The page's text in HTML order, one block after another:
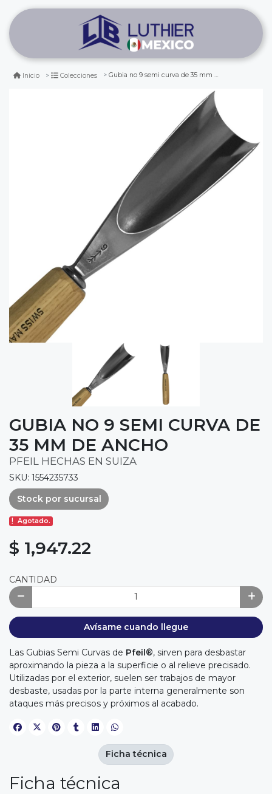
Inicio Colecciones Gubia no 9 semi curva de 35 mm de ancho
GUBIA NO 9 SEMI CURVA DE
35 MM DE ANCHO
PFEIL HECHAS EN SUIZA
SKU: 1554235733
Stock por sucursal
Agotado.
$ 1,947.22
CANTIDAD
Avísame cuando llegue
Las Gubias Semi Curvas de Pfeil®, sirven para desbastar
aproximando la pieza a la superficie o al relieve precisado.
Utilizadas por el exterior, suelen ser trabajos de mayor
desbaste, usadas por la parte interna generalmente son
ataques más precisos y próximos al acabado.
Ficha técnica
Ficha técnica